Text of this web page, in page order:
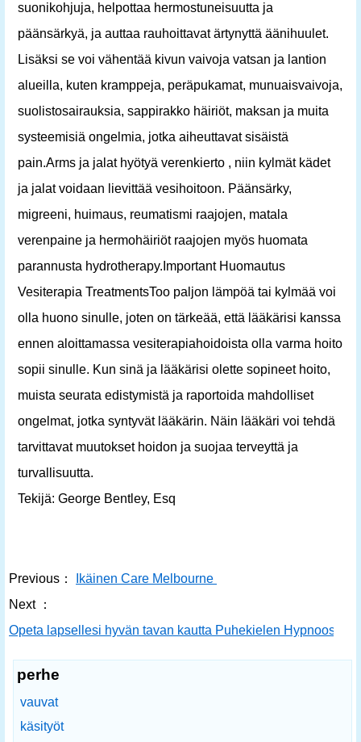
suonikohjuja, helpottaa hermostuneisuutta ja
päänsärkyä, ja auttaa rauhoittavat ärtynyttä äänihuulet.
Lisäksi se voi vähentää kivun vaivoja vatsan ja lantion
alueilla, kuten kramppeja, peräpukamat, munuaisvaivoja,
suolistosairauksia, sappirakko häiriöt, maksan ja muita
systeemisiä ongelmia, jotka aiheuttavat sisäistä
pain.Arms ja jalat hyötyä verenkierto , niin kylmät kädet
ja jalat voidaan lievittää vesihoitoon. Päänsärky,
migreeni, huimaus, reumatismi raajojen, matala
verenpaine ja hermohäiriöt raajojen myös huomata
parannusta hydrotherapy.Important Huomautus
Vesiterapia TreatmentsToo paljon lämpöä tai kylmää voi
olla huono sinulle, joten on tärkeää, että lääkärisi kanssa
ennen aloittamassa vesiterapiahoidoista olla varma hoito
sopii sinulle. Kun sinä ja lääkärisi olette sopineet hoito,
muista seurata edistymistä ja raportoida mahdolliset
ongelmat, jotka syntyvät lääkärin. Näin lääkäri voi tehdä
tarvittavat muutokset hoidon ja suojaa terveyttä ja
turvallisuutta.
Tekijä: George Bentley, Esq
Previous：
Ikäinen Care Melbourne
Next ：
Opeta lapsellesi hyvän tavan kautta Puhekielen Hypnoosi
perhe
vauvat
käsityöt